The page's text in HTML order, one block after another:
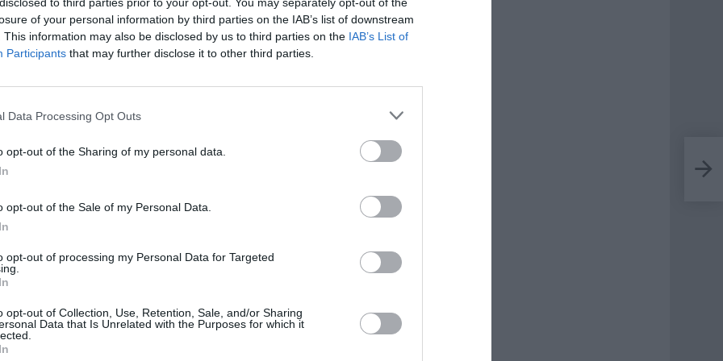
of your personal information by third parties on the IAB’s list of downstream
This information may also be disclosed by us to third parties on the IAB’s List of
Participants that may further disclose it to other third parties.
Data Processing Opt Outs
opt-out of the Sharing of my personal data.
opt-out of the Sale of my Personal Data.
opt-out of processing my Personal Data for Targeted
opt-out of Collection, Use, Retention, Sale, and/or Sharing
Data that Is Unrelated with the Purposes for which it
ont un prêt hypothécaire et qui ont du
signature du Ministre de l’Economie et
qui intègre le règlement du Fonds de
première maison a été publié au Journal
le décret « Cura Italia », le Fonds de
est étendu, ajoutant une nouvelle